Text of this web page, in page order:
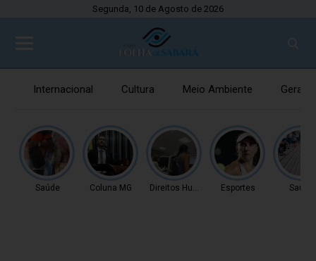
Segunda, 10 de Agosto de 2026
Internacional Cultura Meio Ambiente Gerais
Saúde Coluna MG Direitos Humanos Esportes Saúde